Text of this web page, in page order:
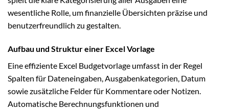
wesentliche Rolle, um finanzielle Übersichten präzise und
benutzerfreundlich zu gestalten.
Aufbau und Struktur einer Excel Vorlage
Eine effiziente Excel Budgetvorlage umfasst in der Regel
Spalten für Dateneingaben, Ausgabenkategorien, Datum
sowie zusätzliche Felder für Kommentare oder Notizen.
Automatische Berechnungsfunktionen und